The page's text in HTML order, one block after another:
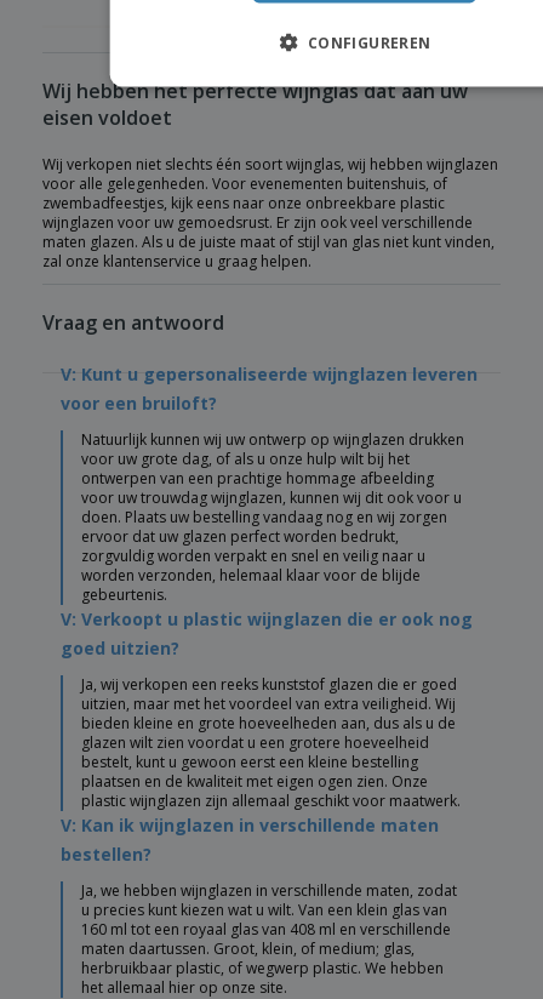
Wij hebben het perfecte wijnglas dat aan uw
eisen voldoet
Wij verkopen niet slechts één soort wijnglas, wij hebben wijnglazen
voor alle gelegenheden. Voor evenementen buitenshuis, of
zwembadfeestjes, kijk eens naar onze onbreekbare plastic
wijnglazen voor uw gemoedsrust. Er zijn ook veel verschillende
maten glazen. Als u de juiste maat of stijl van glas niet kunt vinden,
zal onze klantenservice u graag helpen.
Vraag en antwoord
V: Kunt u gepersonaliseerde wijnglazen leveren
voor een bruiloft?
Natuurlijk kunnen wij uw ontwerp op wijnglazen drukken
voor uw grote dag, of als u onze hulp wilt bij het
ontwerpen van een prachtige hommage afbeelding
voor uw trouwdag wijnglazen, kunnen wij dit ook voor u
doen. Plaats uw bestelling vandaag nog en wij zorgen
ervoor dat uw glazen perfect worden bedrukt,
zorgvuldig worden verpakt en snel en veilig naar u
worden verzonden, helemaal klaar voor de blijde
gebeurtenis.
V: Verkoopt u plastic wijnglazen die er ook nog
goed uitzien?
Ja, wij verkopen een reeks kunststof glazen die er goed
uitzien, maar met het voordeel van extra veiligheid. Wij
bieden kleine en grote hoeveelheden aan, dus als u de
glazen wilt zien voordat u een grotere hoeveelheid
bestelt, kunt u gewoon eerst een kleine bestelling
plaatsen en de kwaliteit met eigen ogen zien. Onze
plastic wijnglazen zijn allemaal geschikt voor maatwerk.
V: Kan ik wijnglazen in verschillende maten
bestellen?
Ja, we hebben wijnglazen in verschillende maten, zodat
u precies kunt kiezen wat u wilt. Van een klein glas van
160 ml tot een royaal glas van 408 ml en verschillende
maten daartussen. Groot, klein, of medium; glas,
herbruikbaar plastic, of wegwerp plastic. We hebben
het allemaal hier op onze site.
CONFIGUREREN